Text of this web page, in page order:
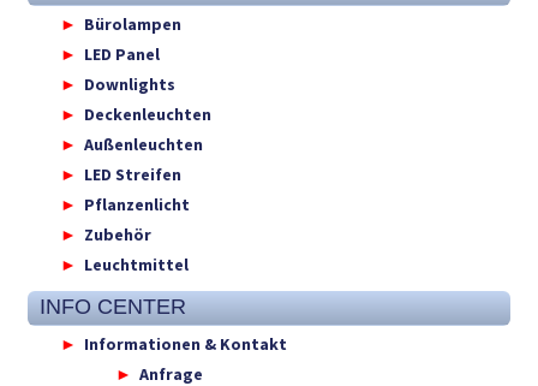
Bürolampen
LED Panel
Downlights
Deckenleuchten
Außenleuchten
LED Streifen
Pflanzenlicht
Zubehör
Leuchtmittel
INFO CENTER
Informationen & Kontakt
Anfrage